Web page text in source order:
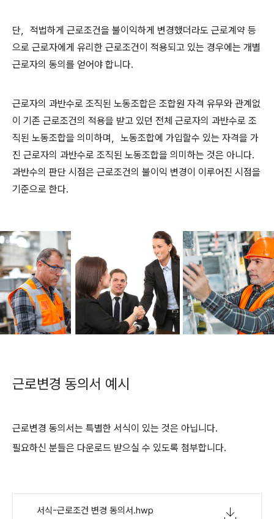
단， 적법하게 근로조건을 불이익하게 변경했더라도 근로계약 등
으로 근로자에게 유리한 근로조건이 적용되고 있는 경우에는 개별
근로자의 동의를 얻어야 합니다.
근로자의 과반수로 조직된 노동조합은 조합원 자격 유무와 관계없
이 기존 근로조건의 적용을 받고 있던 전체 근로자의 과반수로 조
직된 노동조합을 의미하며， 노동조합에 가입할수 있는 자격을 가
진 근로자의 과반수로 조직된 노동조합을 의미하는 것은 아니다.
과반수의 판단 시점은 근로조건의 불이익 변경이 이루어진 시점을
기준으로 한다.
근로변경 동의서 예시
근로변경 동의서는 특별한 서식이 있는 것은 아닙니다.
필요하신 분들은 다운로드 받으실 수 있도록 첨부합니다.
서식-근로조건 변경 동의서.hwp